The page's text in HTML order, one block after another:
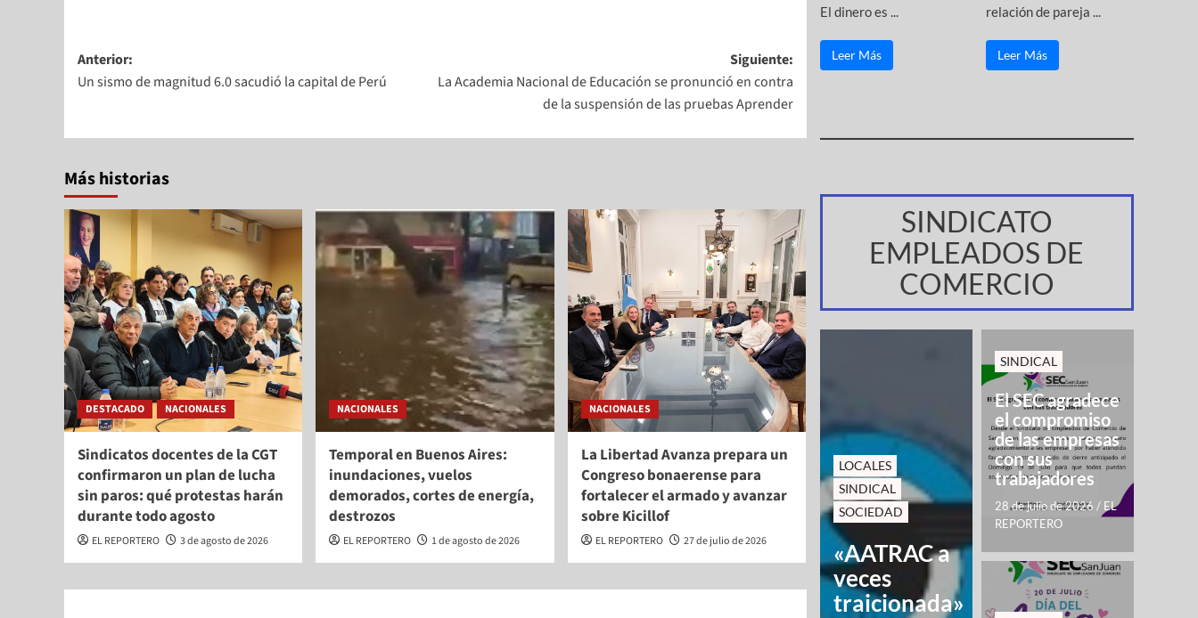
Anterior:
Un sismo de magnitud 6.0 sacudió la capital de Perú
Siguiente:
La Academia Nacional de Educación se pronunció en contra
de la suspensión de las pruebas Aprender
Más historias
DESTACADO NACIONALES
Sindicatos docentes de la CGT
confirmaron un plan de lucha
sin paros: qué protestas harán
durante todo agosto
EL REPORTERO 3 de agosto de 2026
NACIONALES
Temporal en Buenos Aires:
inundaciones, vuelos
demorados, cortes de energía,
destrozos
EL REPORTERO 1 de agosto de 2026
NACIONALES
La Libertad Avanza prepara un
Congreso bonaerense para
fortalecer el armado y avanzar
sobre Kicillof
EL REPORTERO 27 de julio de 2026
El dinero es ...
Leer Más
relación de pareja ...
Leer Más
SINDICATO
EMPLEADOS DE
COMERCIO
LOCALES
SINDICAL
SOCIEDAD
«AATRAC a
veces
traicionada»
SINDICAL
El SEC agradece
el compromiso
de las empresas
con sus
trabajadores
28 de julio de 2026 / EL
REPORTERO